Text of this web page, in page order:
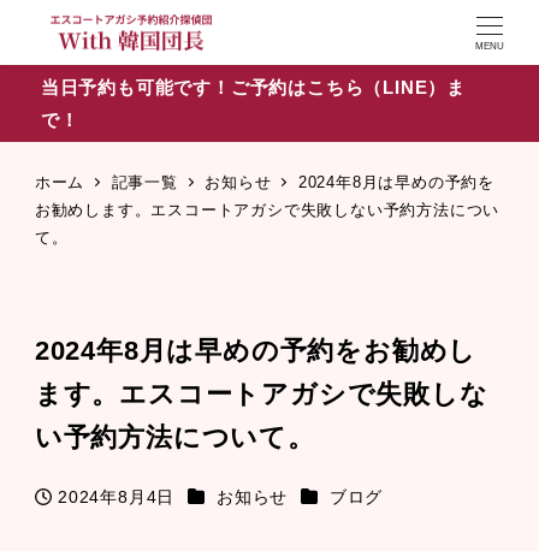
MENU
当日予約も可能です！ご予約はこちら（LINE）ま
で！
ホーム 記事一覧 お知らせ
2024年8月は早めの予約を
お勧めします。エスコートアガシで失敗しない予約方法につい
て。
2024年8月は早めの予約をお勧めし
ます。エスコートアガシで失敗しな
い予約方法について。
投稿日
2024年8月4日 カテゴリー
お知らせ カテゴリー
ブログ